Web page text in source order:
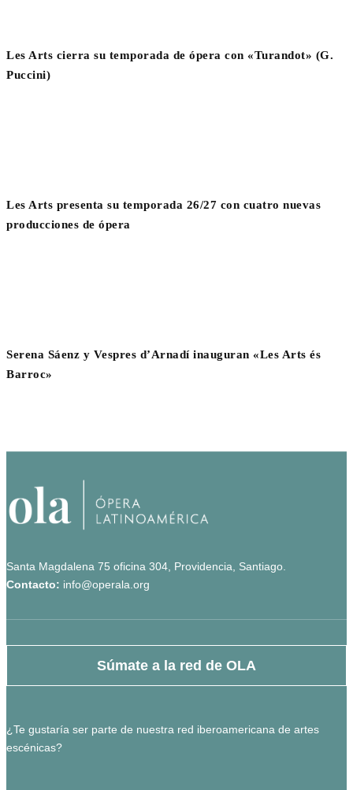
Les Arts cierra su temporada de ópera con «Turandot» (G.
Puccini)
Les Arts presenta su temporada 26/27 con cuatro nuevas
producciones de ópera
Serena Sáenz y Vespres d’Arnadí inauguran «Les Arts és
Barroc»
Santa Magdalena 75 oficina 304, Providencia, Santiago.
Contacto: info@operala.org
Súmate a la red de OLA
¿Te gustaría ser parte de nuestra red iberoamericana de artes
escénicas?